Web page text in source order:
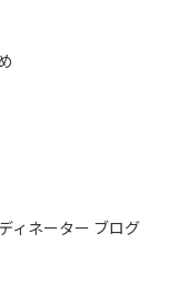
ィネーター ブログ